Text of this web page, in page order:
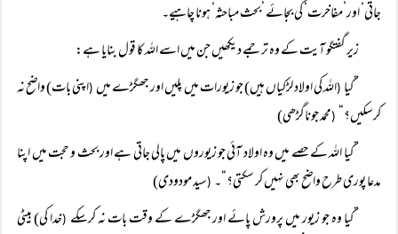
جاتی‘ اور’مفاخرت‘ کی بجائے ’بحث مباحثہ‘ ہونا چاہیے۔
زیر گفتگو آیت کے وہ ترجمے دیکھیں جن میں اسے اللہ کا قول بنایا ہے:
”کیا (اللہ کی اولاد لڑکیاں ہیں) جو زیورات میں پلیں اور جھگڑے میں (اپنی بات) واضح نہ
کرسکیں؟“ (محمد جوناگڑھی)
”کیا اللہ کے حصے میں وہ اولاد آئی جو زیوروں میں پالی جاتی ہے اور بحث و حجت میں اپنا
مدعا پوری طرح واضح بھی نہیں کر سکتی؟“۔ (سید مودودی)
”کیا وہ جو زیور میں پرورش پائے اور جھگڑے کے وقت بات نہ کرسکے (خدا کی) بیٹی